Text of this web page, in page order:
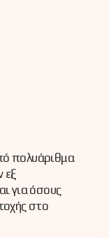
πολυάριθμα
εξ
για όσους
στο